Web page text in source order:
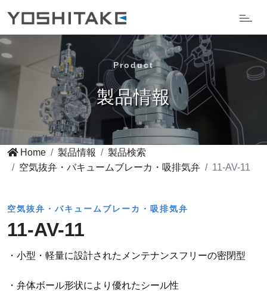
Product
製品情報
Home 製品情報
製品検索
空気抜弁・バキュームブレーカ・吸排気弁
11-AV-11
空気抜弁・バキュームブレーカ・吸排気弁
11-AV-11
・小型・軽量に設計されたメンテナンスフリーの密閉型
・弁体ボール形状により優れたシール性